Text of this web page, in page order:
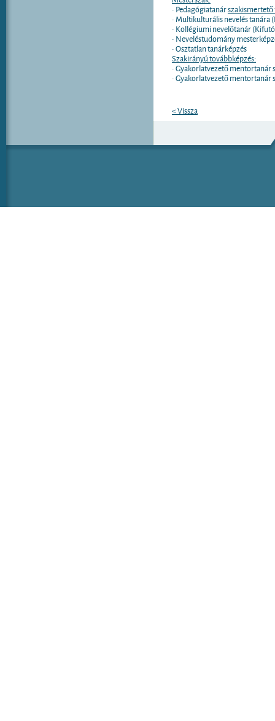
• Pedagógiatanár
• Multikulturális nevelés tanára
• Kollégiumi nevelőtanár
• Neveléstudomány
• Osztatlan tanárképzés
Szakirányú továbbképzés:
• Gyakorlatvezető mentortanár
• Gyakorlatvezető mentortanár
< Vissza